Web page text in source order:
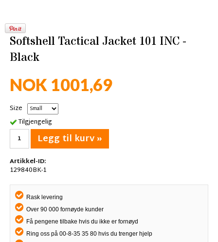
Softshell Tactical Jacket 101 INC -
Black
NOK 1001,69
Size
Tilgjengelig
Legg til kurv »
Artikkel-ID:
129840BK-1
Rask levering
Over 90 000 fornøyde kunder
Få pengene tilbake hvis du ikke er fornøyd
Ring oss på 00-8-35 35 80 hvis du trenger hjelp